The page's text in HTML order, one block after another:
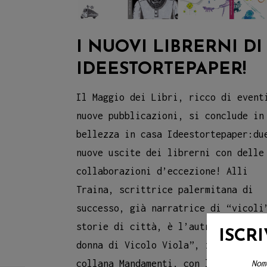
I NUOVI LIBRERNI DI
IDEESTORTEPAPER!
Il Maggio dei Libri, ricco di
nuove pubblicazioni, si conclude in
bellezza in casa
nuove uscite dei librerni con delle
collaborazioni d’eccezione! Alli
Traina, scrittrice palermitana di
successo, già narratrice di
storie di città, è l’autrice di “La
donna di Vicolo Viola”, inserito
collana Mandamenti, con le